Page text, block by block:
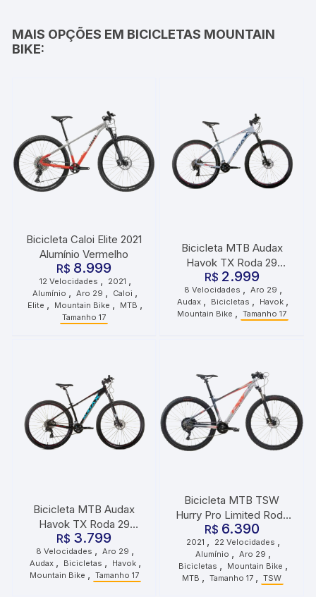
MAIS OPÇÕES EM BICICLETAS MOUNTAIN
BIKE:
Bicicleta Caloi Elite 2021
Alumínio Vermelho
R$ 8.999
12 Velocidades 2021
Alumínio Aro 29 Caloi
Elite Mountain Bike MTB
Tamanho 17
Bicicleta MTB Audax
Havok TX Roda 29
Tamanho 17 8
Velocidades Cinza
R$ 2.999
8 Velocidades , Aro 29 ,
Audax , Bicicletas , Havok ,
Mountain Bike , Tamanho 17
Bicicleta MTB Audax
Havok TX Roda 29
Tamanho 17 8
Velocidades Preta
R$ 3.799
8 Velocidades Aro 29
Audax Bicicletas Havok
Mountain Bike Tamanho 17
Bicicleta MTB TSW
Hurry Pro Limited Roda
29 Tamanho 17 22
Velocidades 2021 Cinza
Vermelho
R$ 6.390
2021 , 22 Velocidades ,
Alumínio , Aro 29 ,
Bicicletas , Mountain Bike ,
MTB , Tamanho 17 , TSW